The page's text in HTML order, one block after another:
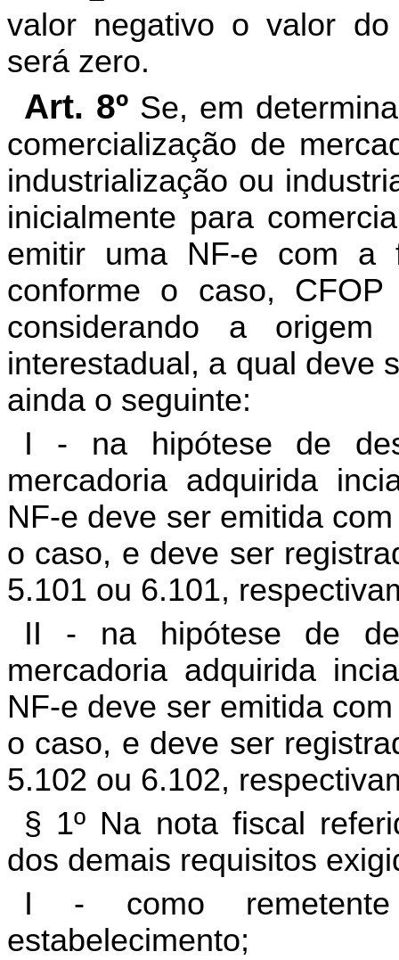
valor negativo o valor do
será zero.
Art. 8º Se, em
comercialização de
industrialização ou
inicialmente para
emitir uma NF-e com a
conforme o caso,
considerando a
interestadual, a qual deve
ainda o seguinte:
I - na hipótese de
mercadoria adquirida
NF-e deve ser emitida
o caso, e deve ser
5.101 ou 6.101,
II - na hipótese de
mercadoria adquirida
NF-e deve ser emitida
o caso, e deve ser
5.102 ou 6.102,
§ 1º Na nota fiscal
dos demais requisitos
I - como
estabelecimento;